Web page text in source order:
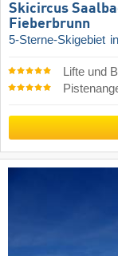
Skicircus
Fieberbrunn
5-Sterne-Skigebiet
Lifte und